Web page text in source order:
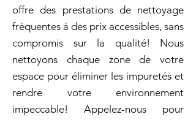
offre des prestations de nettoyage
fréquentes à des prix accessibles, sans
compromis sur la qualité! Nous
nettoyons chaque zone de votre
espace pour éliminer les impuretés et
rendre votre environnement
impeccable! Appelez-nous pour